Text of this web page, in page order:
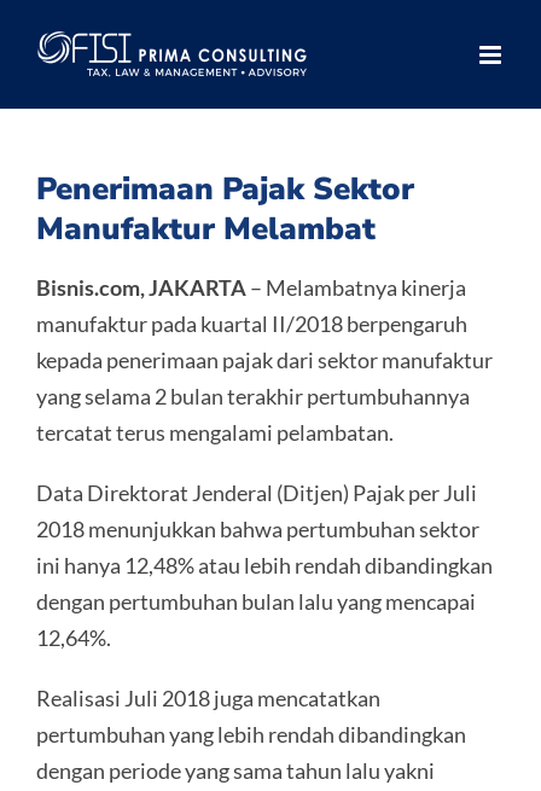
Penerimaan Pajak Sektor
Manufaktur Melambat
Bisnis.com, JAKARTA– Melambatnya kinerja
manufaktur pada kuartal II/2018 berpengaruh
kepada penerimaan pajak dari sektor manufaktur
yang selama 2 bulan terakhir pertumbuhannya
tercatat terus mengalami pelambatan.
Data Direktorat Jenderal (Ditjen) Pajak per Juli
2018 menunjukkan bahwa pertumbuhan sektor
ini hanya 12,48% atau lebih rendah dibandingkan
dengan pertumbuhan bulan lalu yang mencapai
12,64%.
Realisasi Juli 2018 juga mencatatkan
pertumbuhan yang lebih rendah dibandingkan
dengan periode yang sama tahun lalu yakni